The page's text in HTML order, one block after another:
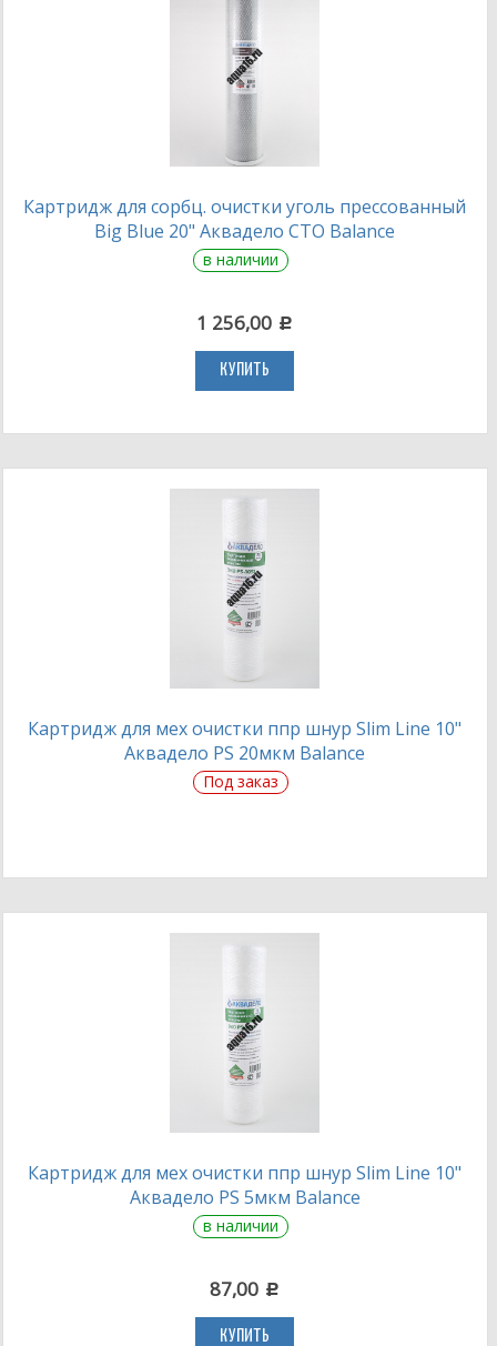
Картридж для сорбц. очистки уголь прессованный
Big Blue 20" Аквадело CTO Balance
в наличии
1 256,00 c
КУПИТЬ
Картридж для мех очистки ппр шнур Slim Line 10"
Аквадело PS 20мкм Balance
Под заказ
Картридж для мех очистки ппр шнур Slim Line 10"
Аквадело PS 5мкм Balance
в наличии
87,00 c
КУПИТЬ